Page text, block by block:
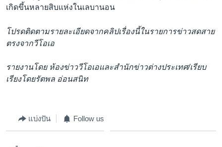
เกิดขึ้นหลายสิบแห่งในเลบานอน
โปรดติดตามรายละเอียดจากคลิปเรื่องนี้ในรายการข่าวสดสาย
ตรงจากวีโอเอ
รายงานโดย ห้องข่าววีโอเอและสำนักข่าวต่างประเทศ/เรียบ
เรียงโดยรัตพล อ่อนสนิท
แบ่งปัน Follow us